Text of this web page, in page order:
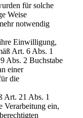
für solche
Weise
notwendig
Einwilligung,
Art. 6 Abs. 1
Abs. 2 Buchstabe
einer
die
Art. 21 Abs. 1
Verarbeitung ein,